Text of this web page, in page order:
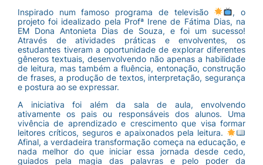
Inspirado num famoso programa de televisão
, o
projeto foi idealizado pela Profª Irene de Fátima Dias, na
EM Dona Antonieta Dias de Souza, e foi um sucesso!
Através de atividades práticas e envolventes, os
estudantes tiveram a oportunidade de explorar diferentes
gêneros textuais, desenvolvendo não apenas a habilidade
de leitura, mas também a fluência, entonação, construção
de frases, a produção de textos, interpretação, segurança
e postura ao se expressar.
A iniciativa foi além da sala de aula, envolvendo
ativamente os pais ou responsáveis dos alunos. Uma
vivência de aprendizado e crescimento que visa formar
leitores críticos, seguros e apaixonados pela leitura.
Afinal, a verdadeira transformação começa na educação, e
nada melhor do que iniciar essa jornada desde cedo,
guiados pela magia das palavras e pelo poder da